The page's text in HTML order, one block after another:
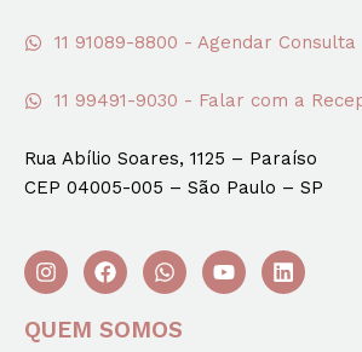
11 91089-8800 - Agendar Consulta
11 99491-9030 - Falar com a
Rua Abílio Soares, 1125 – Paraíso
CEP 04005-005 – São Paulo – SP
QUEM SOMOS